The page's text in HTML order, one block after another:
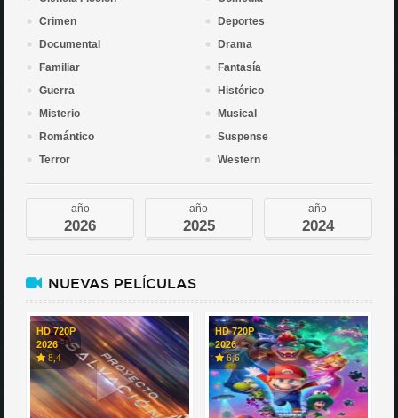
Crimen
Deportes
Documental
Drama
Familiar
Fantasía
Guerra
Histórico
Misterio
Musical
Romántico
Suspense
Terror
Western
año
2026
año
2025
año
2024
NUEVAS PELÍCULAS
HD 720P
2026
8,4
HD 720P
2026
6,6